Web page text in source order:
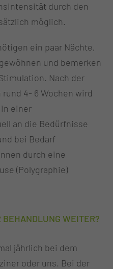
durch den
möglich.
ein paar Nächte,
und bemerken
Nach der
4- 6 Wochen wird
in einer
an die Bedürfnisse
bei Bedarf
durch eine
(Polygraphie)
WEITER?
jährlich bei dem
oder uns. Bei der